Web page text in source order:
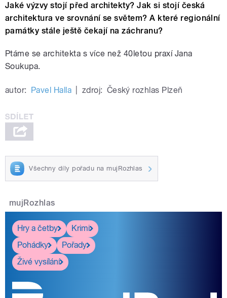
Jaké výzvy stojí před architekty? Jak si stojí česká
architektura ve srovnání se světem? A které regionální
památky stále ještě čekají na záchranu?
Ptáme se architekta s více než 40letou praxí Jana
Soukupa.
autor: Pavel Halla zdroj: Český rozhlas Plzeň
Všechny díly pořadu na mujRozhlas
mujRozhlas
Hry a četby
Krimi
Pohádky
Pořady
Živé vysílání